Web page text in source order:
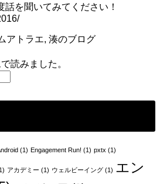
を聞いてみてください！
アトラエ, 湊のブログ
読みました。
(1) Engagement Run! (1) pxtx (1)
アカデミー (1) ウェルビーイング (1) エン